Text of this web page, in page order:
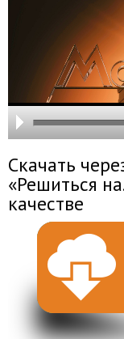
Скачать
«Решиться
качестве